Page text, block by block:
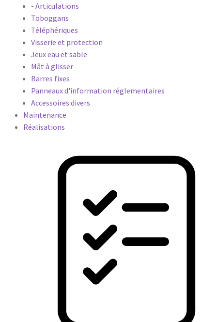
- Articulations
Toboggans
Téléphériques
Visserie et protection
Jeux eau et sable
Mât à glisser
Barres fixes
Panneaux d'information réglementaires
Accessoires divers
Maintenance
Réalisations